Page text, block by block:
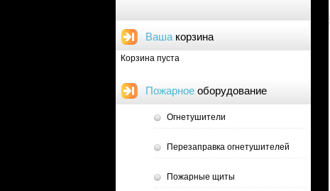
Ваша корзина
Корзина пуста
Пожарное оборудование
Огнетушители
Перезаправка огнетушителей
Пожарные щиты